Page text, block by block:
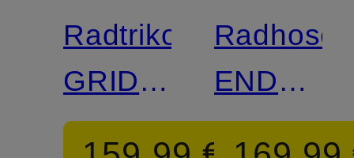
Radtrikot
GRIDSKIN
PINSTRIPE
Radhose
TEMPO